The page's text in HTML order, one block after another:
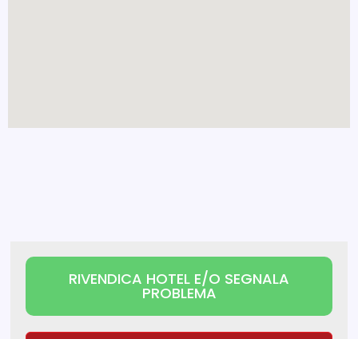
RIVENDICA HOTEL E/O SEGNALA
PROBLEMA